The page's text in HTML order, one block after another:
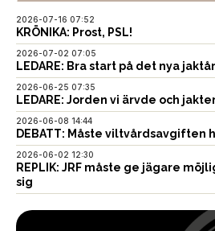
2026-07-16 07:52
KRÖNIKA: Prost, PSL!
2026-07-02 07:05
LEDARE: Bra start på det nya
2026-06-25 07:35
LEDARE: Jorden vi ärvde och
2026-06-08 14:44
DEBATT: Måste viltvårdsavgiften
2026-06-02 12:30
REPLIK: JRF måste ge jägare
sig